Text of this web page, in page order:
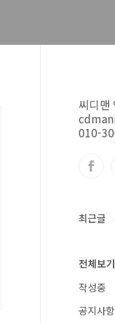
씨디맨
010-
최근글
전체보기
작성중
공지사항